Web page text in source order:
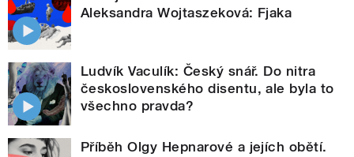
Aleksandra Wojtaszeková: Fjaka
Ludvík Vaculík: Český snář. Do nitra
československého disentu, ale byla to
všechno pravda?
Příběh Olgy Hepnarové a jejích obětí.